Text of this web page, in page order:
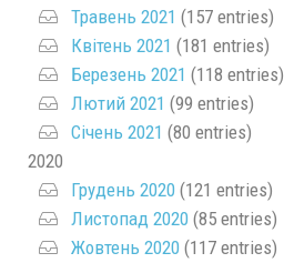
Травень 2021 (157 entries)
Квітень 2021 (181 entries)
Березень 2021 (118 entries)
Лютий 2021 (99 entries)
Січень 2021 (80 entries)
2020
Грудень 2020 (121 entries)
Листопад 2020 (85 entries)
Жовтень 2020 (117 entries)